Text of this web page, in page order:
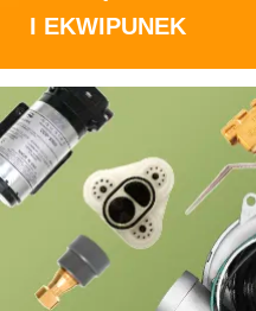
I EKWIPUNEK